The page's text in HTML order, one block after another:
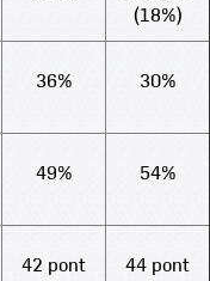
(18%)
36% 30%
49% 54%
42 pont 44 pont